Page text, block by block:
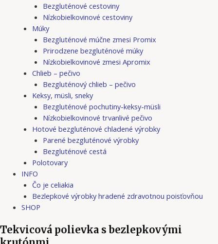
Bezgluténové cestoviny
Nízkobielkovinové cestoviny
Múky
Bezgluténové múčne zmesi Promix
Prirodzene bezgluténové múky
Nízkobielkovinové zmesi Apromix
Chlieb – pečivo
Bezgluténový chlieb – pečivo
Keksy, müsli, sneky
Bezgluténové pochutiny-keksy-müsli
Nízkobielkovinové trvanlivé pečivo
Hotové bezgluténové chladené výrobky
Parené bezgluténové výrobky
Bezgluténové cestá
Polotovary
INFO
Čo je celiakia
Bezlepkové výrobky hradené zdravotnou poisťovňou
SHOP
Tekvicová polievka s bezlepkovými